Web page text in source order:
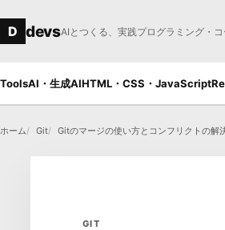
D devsAIとつくる、実践プログラミング・
ToolsAI・生成AIHTML・CSS・JavaScript
ホーム Git Gitのマージの使い方とコンフリクトの解
GIT